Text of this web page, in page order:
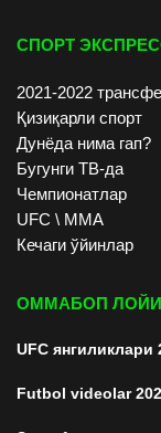
СПОРТ
2021-2022
Қизиқарли спорт
Дунёда нима гап?
Бугунги ТВ-да
Чемпионатлар
UFC \ ММА
Кечаги ўйинлар
ОММАБОП
UFC янгиликлари
Futbol videolar